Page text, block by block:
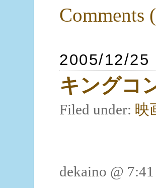
Comments
2005/12/25
キングコ
Filed under: 映
dekaino @